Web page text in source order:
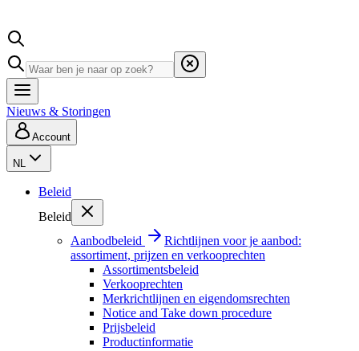
Nieuws & Storingen
Account
NL
Beleid
Beleid
Aanbodbeleid
Richtlijnen voor je aanbod:
assortiment, prijzen en verkooprechten
Assortimentsbeleid
Verkooprechten
Merkrichtlijnen en eigendomsrechten
Notice and Take down procedure
Prijsbeleid
Productinformatie